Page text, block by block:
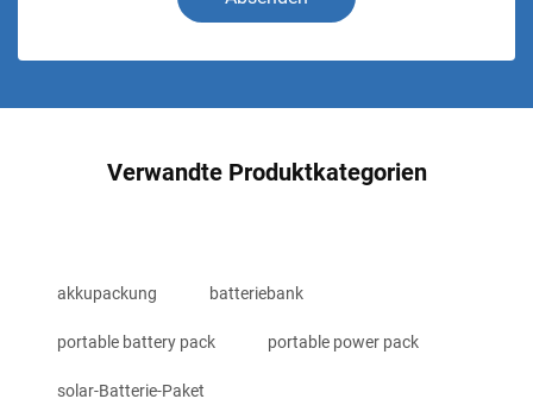
Verwandte Produktkategorien
akkupackung batteriebank
portable battery pack portable power pack
solar-Batterie-Paket